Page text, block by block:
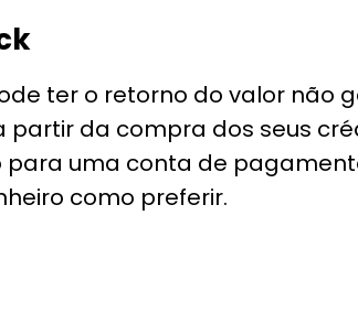
ter o retorno do valor não
partir da compra dos seus
para uma conta de
como preferir.